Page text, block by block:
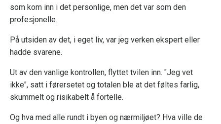
som kom inn i det personlige, men det var som den
profesjonelle.
På utsiden av det, i eget liv, var jeg verken ekspert eller
hadde svarene.
Ut av den vanlige kontrollen, flyttet tvilen inn. "Jeg vet
ikke", satt i førersetet og totalen ble at det føltes farlig,
skummelt og risikabelt å fortelle.
Og hva med alle rundt i byen og nærmiljøet? Hva ville de